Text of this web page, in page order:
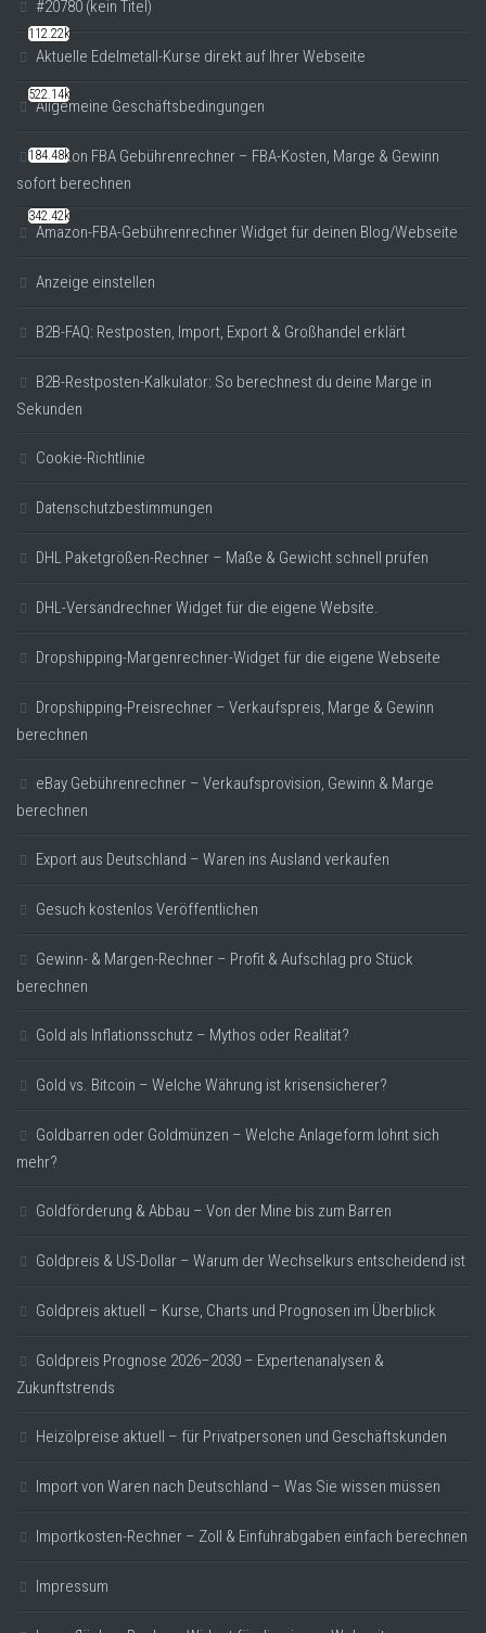
#20780 (kein Titel)
Aktuelle Edelmetall-Kurse direkt auf Ihrer Webseite
Allgemeine Geschäftsbedingungen
Amazon FBA Gebührenrechner – FBA-Kosten, Marge & Gewinn
sofort berechnen
Amazon-FBA-Gebührenrechner Widget für deinen Blog/Webseite
Anzeige einstellen
B2B-FAQ: Restposten, Import, Export & Großhandel erklärt
B2B-Restposten-Kalkulator: So berechnest du deine Marge in
Sekunden
Cookie-Richtlinie
Datenschutzbestimmungen
DHL Paketgrößen-Rechner – Maße & Gewicht schnell prüfen
DHL-Versandrechner Widget für die eigene Website.
Dropshipping-Margenrechner-Widget für die eigene Webseite
Dropshipping-Preisrechner – Verkaufspreis, Marge & Gewinn
berechnen
eBay Gebührenrechner – Verkaufsprovision, Gewinn & Marge
berechnen
Export aus Deutschland – Waren ins Ausland verkaufen
Gesuch kostenlos Veröffentlichen
Gewinn- & Margen-Rechner – Profit & Aufschlag pro Stück
berechnen
Gold als Inflationsschutz – Mythos oder Realität?
Gold vs. Bitcoin – Welche Währung ist krisensicherer?
Goldbarren oder Goldmünzen – Welche Anlageform lohnt sich
mehr?
Goldförderung & Abbau – Von der Mine bis zum Barren
Goldpreis & US-Dollar – Warum der Wechselkurs entscheidend ist
Goldpreis aktuell – Kurse, Charts und Prognosen im Überblick
Goldpreis Prognose 2026–2030 – Expertenanalysen &
Zukunftstrends
Heizölpreise aktuell – für Privatpersonen und Geschäftskunden
Import von Waren nach Deutschland – Was Sie wissen müssen
Importkosten-Rechner – Zoll & Einfuhrabgaben einfach berechnen
Impressum
112.22k
522.14k
184.48k
342.42k